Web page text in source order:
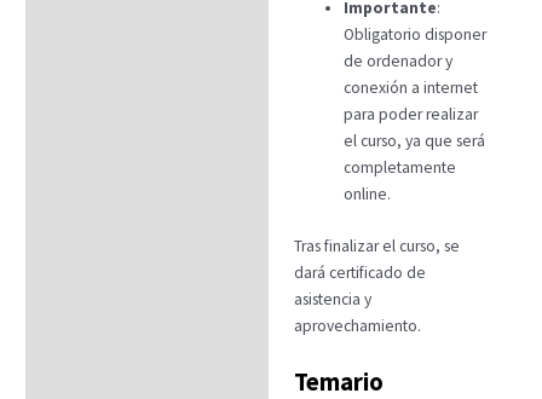
Importante:
Obligatorio disponer
de ordenador y
conexión a internet
para poder realizar
el curso, ya que será
completamente
online.
Tras finalizar el curso, se
dará certificado de
asistencia y
aprovechamiento.
Temario